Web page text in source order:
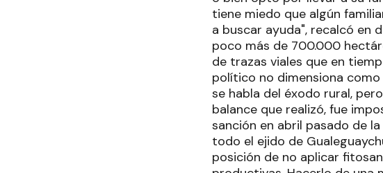
tiene miedo que algún
a buscar ayuda", recalcó en
poco más de 700.000
de trazas viales que en
político no dimensiona
se habla del éxodo rural,
balance que realizó, fue
sanción en abril pasado de
todo el ejido de
posición de no aplicar